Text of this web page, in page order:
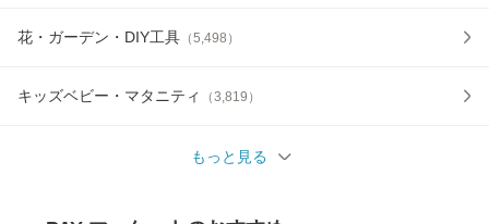
花・ガーデン・DIY工具 （5,498 ）
キッズベビー・マタニティ （3,819 ）
もっと見る